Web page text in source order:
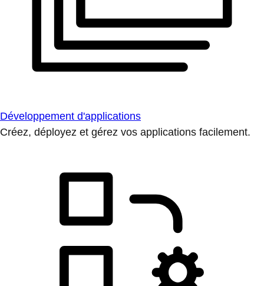
Développement d'applications
Créez, déployez et gérez vos applications facilement.